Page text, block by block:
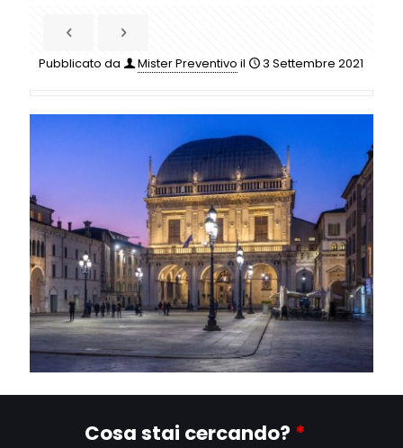
Pubblicato da Mister Preventivo il 3 Settembre 2021
Cosa stai cercando? *